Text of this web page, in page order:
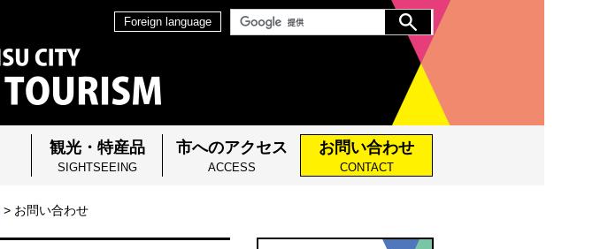
Foreign language
観光・特産品
SIGHTSEEING
市へのアクセス
ACCESS
お問い合わせ
CONTACT
> お問い合わせ